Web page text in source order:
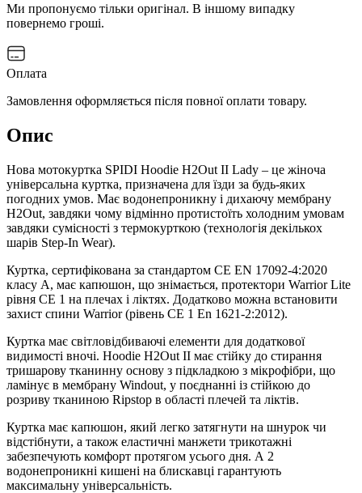
Ми пропонуємо тільки оригінал. В іншому випадку
повернемо гроші.
Оплата
Замовлення оформляється після повної оплати товару.
Опис
Нова мотокуртка SPIDI Hoodie H2Out II Lady – це жіноча
універсальна куртка, призначена для їзди за будь-яких
погодних умов. Має водонепроникну і дихаючу мембрану
H2Out, завдяки чому відмінно протистоїть холодним умовам
завдяки сумісності з термокурткою (технологія декількох
шарів Step-In Wear).
Куртка, сертифікована за стандартом CE EN 17092-4:2020
класу A, має капюшон, що знімається, протектори Warrior Lite
рівня CE 1 на плечах і ліктях. Додатково можна встановити
захист спини Warrior (рівень CE 1 En 1621-2:2012).
Куртка має світловідбиваючі елементи для додаткової
видимості вночі. Hoodie H2Out II має стійку до стирання
тришарову тканинну основу з підкладкою з мікрофібри, що
ламінує в мембрану Windout, у поєднанні із стійкою до
розриву тканиною Ripstop в області плечей та ліктів.
Куртка має капюшон, який легко затягнути на шнурок чи
відстібнути, а також еластичні манжети трикотажні
забезпечують комфорт протягом усього дня. А 2
водонепроникні кишені на блискавці гарантують
максимальну універсальність.